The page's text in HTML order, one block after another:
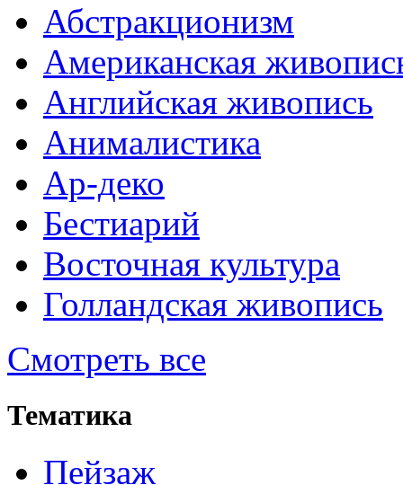
Абстракционизм
Американская
Английская живопись
Анималистика
Ар-деко
Бестиарий
Восточная культура
Голландская живопись
Смотреть все
Тематика
Пейзаж